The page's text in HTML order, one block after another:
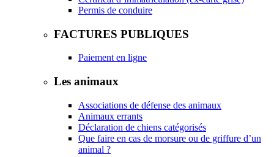
Permis de conduire
FACTURES PUBLIQUES
Paiement en ligne
Les animaux
Associations de défense des animaux
Animaux errants
Déclaration de chiens catégorisés
Que faire en cas de morsure ou de griffure d’un
animal ?